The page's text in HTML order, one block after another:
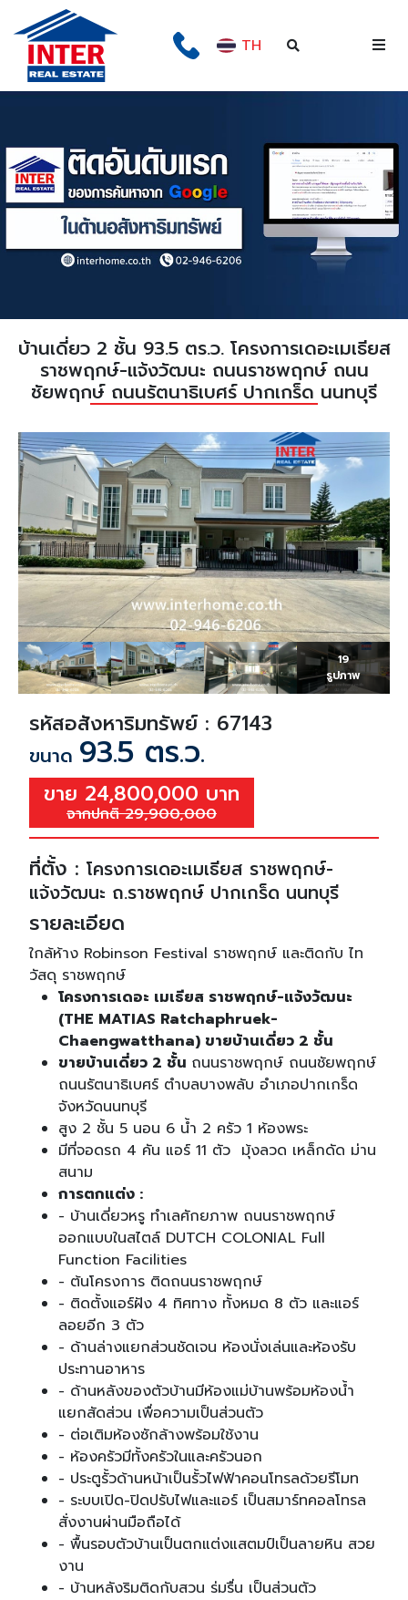
TH
บ้านเดี่ยว 2 ชั้น 93.5 ตร.ว. โครงการเดอะเมเธียส
ราชพฤกษ์-แจ้งวัฒนะ ถนนราชพฤกษ์ ถนน
ชัยพฤกษ์ ถนนรัตนาธิเบศร์ ปากเกร็ด นนทบุรี
19
รูปภาพ
รหัสอสังหาริมทรัพย์ : 67143
ขนาด 93.5 ตร.ว.
ขาย 24,800,000 บาท
จากปกติ 29,900,000
ที่ตั้ง : โครงการเดอะเมเธียส ราชพฤกษ์-
แจ้งวัฒนะ ถ.ราชพฤกษ์ ปากเกร็ด นนทบุรี
รายละเอียด
ใกล้ห้าง Robinson Festival ราชพฤกษ์ และติดกับ ไท
วัสดุ ราชพฤกษ์
โครงการเดอะ เมเธียส ราชพฤกษ์-แจ้งวัฒนะ
(THE MATIAS Ratchaphruek-
Chaengwatthana) ขายบ้านเดี่ยว 2 ชั้น
ขายบ้านเดี่ยว 2 ชั้น ถนนราชพฤกษ์ ถนนชัยพฤกษ์
ถนนรัตนาธิเบศร์ ตำบลบางพลับ อำเภอปากเกร็ด
จังหวัดนนทบุรี
สูง 2 ชั้น 5 นอน 6 น้ำ 2 ครัว 1 ห้องพระ
มีที่จอดรถ 4 คัน แอร์ 11 ตัว มุ้งลวด เหล็กดัด ม่าน
สนาม
การตกแต่ง :
- บ้านเดี่ยวหรู ทำเลศักยภาพ ถนนราชพฤกษ์
ออกแบบในสไตล์ DUTCH COLONIAL Full
Function Facilities
- ต้นโครงการ ติดถนนราชพฤกษ์
- ติดตั้งแอร์ฝัง 4 ทิศทาง ทั้งหมด 8 ตัว และแอร์
ลอยอีก 3 ตัว
- ด้านล่างแยกส่วนชัดเจน ห้องนั่งเล่นและห้องรับ
ประทานอาหาร
- ด้านหลังของตัวบ้านมีห้องแม่บ้านพร้อมห้องน้ำ
แยกสัดส่วน เพื่อความเป็นส่วนตัว
- ต่อเติมห้องซักล้างพร้อมใช้งาน
- ห้องครัวมีทั้งครัวในและครัวนอก
- ประตูรั้วด้านหน้าเป็นรั้วไฟฟ้าคอนโทรลด้วยรีโมท
- ระบบเปิด-ปิดปรับไฟและแอร์ เป็นสมาร์ทคอลโทรล
สั่งงานผ่านมือถือได้
- พื้นรอบตัวบ้านเป็นตกแต่งแสตมป์เป็นลายหิน สวย
งาน
- บ้านหลังริมติดกับสวน ร่มรื่น เป็นส่วนตัว